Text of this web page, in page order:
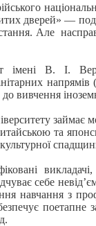
дверей» —
Але
імені В. І.
до вивчення
займає
та
себе
навчання з